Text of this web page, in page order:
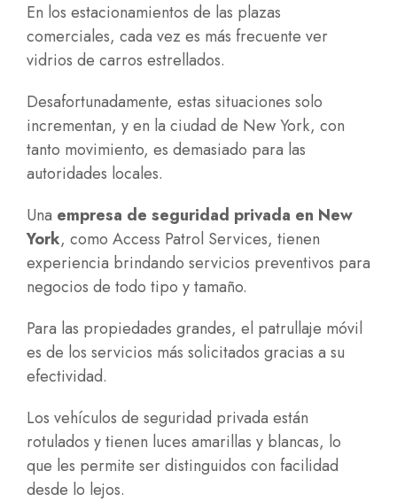
En los estacionamientos de las plazas
comerciales, cada vez es más frecuente ver
vidrios de carros estrellados.
Desafortunadamente, estas situaciones solo
incrementan, y en la ciudad de New York, con
tanto movimiento, es demasiado para las
autoridades locales.
Una empresa de seguridad privada en New
York, como Access Patrol Services, tienen
experiencia brindando servicios preventivos para
negocios de todo tipo y tamaño.
Para las propiedades grandes, el patrullaje móvil
es de los servicios más solicitados gracias a su
efectividad.
Los vehículos de seguridad privada están
rotulados y tienen luces amarillas y blancas, lo
que les permite ser distinguidos con facilidad
desde lo lejos.